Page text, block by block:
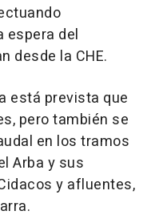
espera del
desde la CHE.
está prevista que
pero también se
en los tramos
Arba y sus
y afluentes,